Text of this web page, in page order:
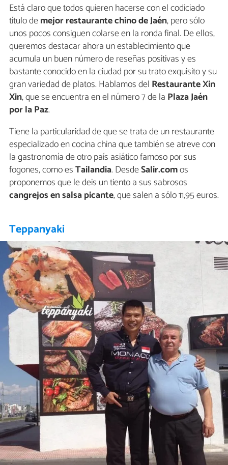
Está claro que todos quieren hacerse con el codiciado
título demejor restaurante chino de Jaén, pero sólo
unos pocos consiguen colarse en la ronda final. De ellos,
queremos destacar ahora un establecimiento que
acumula un buen número de reseñas positivas y es
bastante conocido en la ciudad por su trato exquisito y su
gran variedad de platos. Hablamos del Restaurante Xin
Xin, que se encuentra en el número 7 de la Plaza Jaén
por la Paz.
Tiene la particularidad de que se trata de un restaurante
especializado en cocina china que también se atreve con
la gastronomía de otro país asiático famoso por sus
fogones, como esTailandia. DesdeSalir.comos
proponemos que le deis un tiento a sus sabrosos
cangrejos en salsa picante, que salen a sólo 11,95 euros.
Teppanyaki